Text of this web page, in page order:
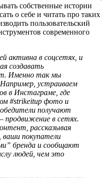
собственные истории
о себе и читать про таких
пользовательский
современного
активна в соцсетях, и
создавать
Именно так мы
устраиваем
в Инстаграме, где
#strikeitup фото и
получают
в сетях.
рассказывая
покупатели
бренда и сообщают
людей, чем это